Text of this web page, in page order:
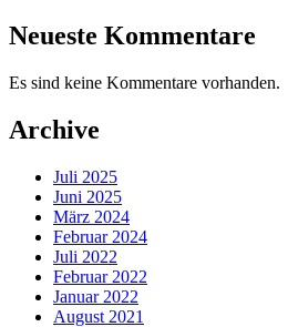
Neueste Kommentare
Es sind keine Kommentare vorhanden.
Archive
Juli 2025
Juni 2025
März 2024
Februar 2024
Juli 2022
Februar 2022
Januar 2022
August 2021